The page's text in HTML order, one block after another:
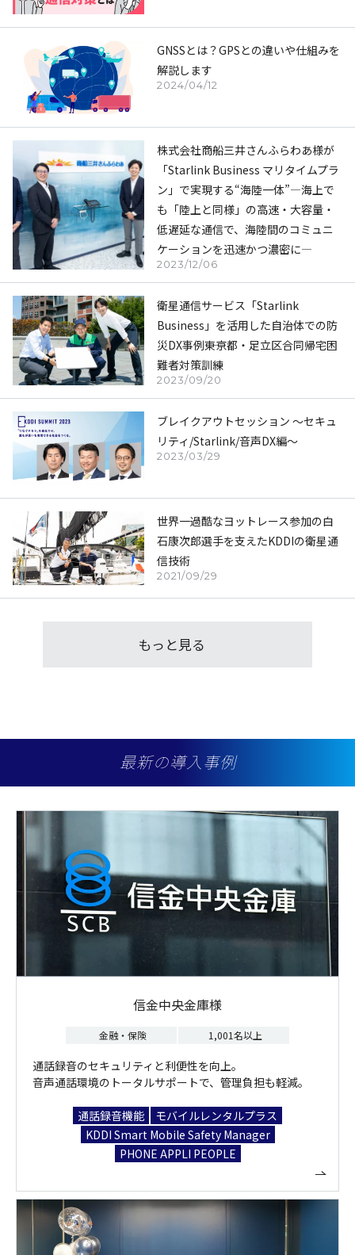
2024/04/12
GNSSとは？GPSとの違いや仕組みを
解説します
2023/12/06
株式会社商船三井さんふらわあ様が
「Starlink Business マリタイムプラ
ン」で実現する“海陸一体”―海上で
も「陸上と同様」の高速・大容量・
低遅延な通信で、海陸間のコミュニ
ケーションを迅速かつ濃密に―
2023/09/20
衛星通信サービス「Starlink
Business」を活用した自治体での防
災DX事例――東京都・足立区合同帰宅困
難者対策訓練
2023/03/29
ブレイクアウトセッション ～セキュ
リティ/Starlink/音声DX編～
2021/09/29
世界一過酷なヨットレース参加の白
石康次郎選手を支えたKDDIの衛星通
信技術
もっと見る
最新の導入事例
信金中央金庫様
金融・保険 1,001名以上
通話録音のセキュリティと利便性を向上。
音声通話環境のトータルサポートで、管理負担も軽減。
通話録音機能
モバイルレンタルプラス
KDDI Smart Mobile Safety Manager
PHONE APPLI PEOPLE